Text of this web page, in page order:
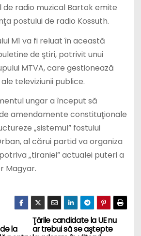
radio muzical Bartok emite
postului de radio Kossuth.
M1 va fi reluat în această
de ştiri, potrivit unui
MTVA, care gestionează
televiziunii publice.
ungar a început să
amendamente constituţionale
„sistemul” fostului
al cărui partid va organiza
„tiraniei” actualei puteri a
Magyar.
Ţările candidate la UE nu
ar trebui să se aştepte
la